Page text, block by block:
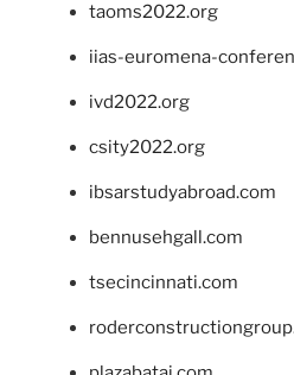
taoms2022.org
iias-euromena-
ivd2022.org
csity2022.org
ibsarstudyabroad.com
bennusehgall.com
tsecincinnati.com